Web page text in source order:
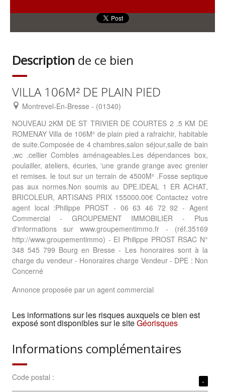
Description de ce bien
VILLA 106M² DE PLAIN PIED
Montrevel-En-Bresse - (01340)
NOUVEAU 2KM DE ST TRIVIER DE COURTES 2 .5 KM DE
ROMENAY Villa de 106M² de plain pied a rafraichir, habitable
de suite.Composée de 4 chambres,salon séjour,salle de bain
,wc .cellier Combles aménageables.Les dépendances box,
poulailler, ateliers, écuries, 'une grande grange avec grenier
et remises. le tout sur un terrain de 4500M² .Fosse septique
pas aux normes.Non soumis au DPE.IDEAL 1 ER ACHAT,
BRICOLEUR, ARTISANS PRIX 155000.00€ Contactez votre
agent local :Philippe PROST - 06 63 46 72 92 - Agent
Commercial - GROUPEMENT IMMOBILIER - Plus
d'informations sur www.groupementimmo.fr - (réf.35169
http://www.groupementimmo) - EI Philippe PROST RSAC N°
348 545 799 Bourg en Bresse - Les honoraires sont à la
charge du vendeur - Honoraires charge Vendeur - DPE : Non
Concerné
Annonce proposée par un agent commercial
Les informations sur les risques auxquels ce bien est
exposé sont disponibles sur le siteGéorisques
Informations complémentaires
Code postal : -